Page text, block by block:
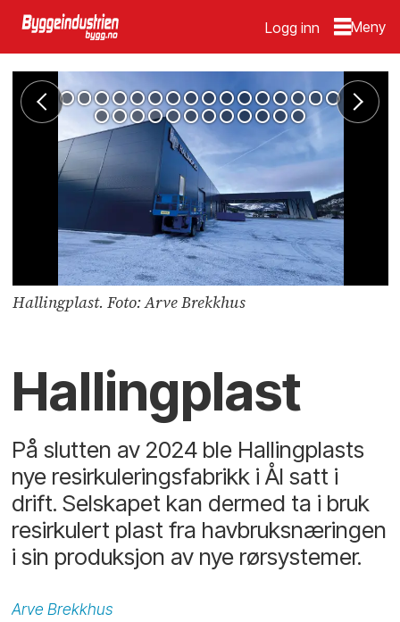
Logg inn
Hallingplast. Foto: Arve Brekkhus
Hallingplast
På slutten av 2024 ble Hallingplasts
nye resirkuleringsfabrikk i Ål satt i
drift. Selskapet kan dermed ta i bruk
resirkulert plast fra havbruksnæringen
i sin produksjon av nye rørsystemer.
Arve Brekkhus